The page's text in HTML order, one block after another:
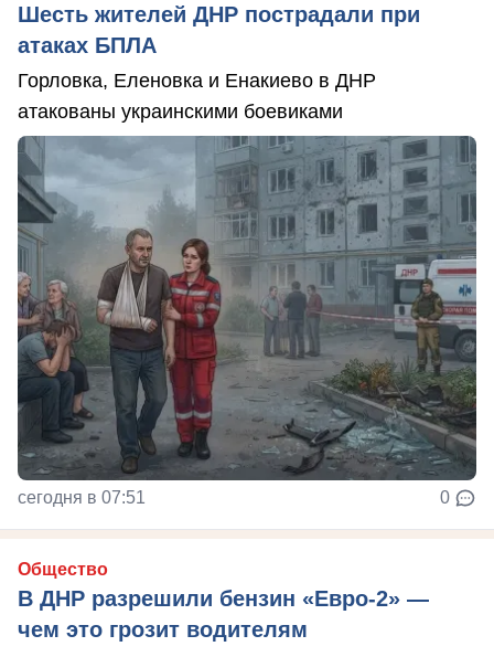
Шесть жителей ДНР пострадали при
атаках БПЛА
Горловка, Еленовка и Енакиево в ДНР
атакованы украинскими боевиками
сегодня в 07:51 0
Общество
В ДНР разрешили бензин «Евро-2» —
чем это грозит водителям